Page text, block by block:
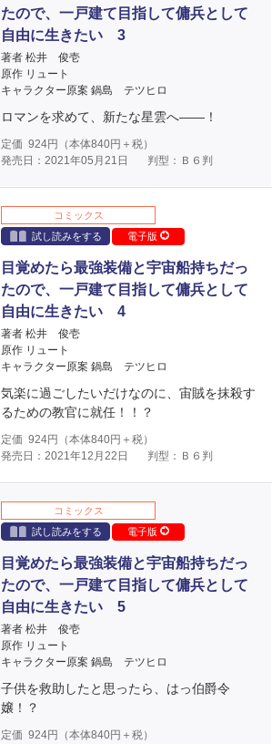
たので、一戸建て目指して傭兵として
自由に生きたい 3
著者 松井 俊壱
原作 リュート
キャラクター原案 鍋島 テツヒロ
ロマンを求めて、新たな星雲へ――！
定価 924円（本体840円＋税）
発売日：2021年05月21日
判型：Ｂ６判
コミックス
試し読みをする
電子版
目覚めたら最強装備と宇宙船持ちだっ
たので、一戸建て目指して傭兵として
自由に生きたい 4
著者 松井 俊壱
原作 リュート
キャラクター原案 鍋島 テツヒロ
気楽に過ごしたいだけなのに、宙賊を抹殺す
るための教官に就任！！？
定価 924円（本体840円＋税）
発売日：2021年12月22日
判型：Ｂ６判
コミックス
試し読みをする
電子版
目覚めたら最強装備と宇宙船持ちだっ
たので、一戸建て目指して傭兵として
自由に生きたい 5
著者 松井 俊壱
原作 リュート
キャラクター原案 鍋島 テツヒロ
子供を救助したと思ったら、はっ伯爵令
嬢！？
定価 924円（本体840円＋税）